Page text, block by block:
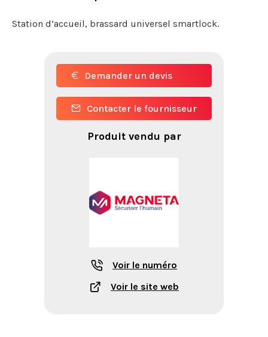
Station d’accueil, brassard universel smartlock.
Demander un devis
Contacter le fournisseur
Produit vendu par
Voir le numéro
Voir le site web